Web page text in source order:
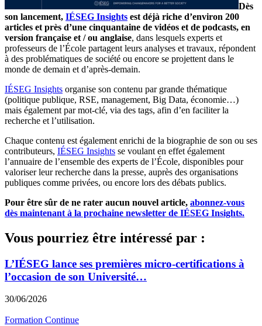
Dès
son lancement, IÉSEG Insights est déjà riche d’environ 200
articles et près d’une cinquantaine de vidéos et de podcasts, en
version française et / ou anglaise, dans lesquels experts et
professeurs de l’École partagent leurs analyses et travaux, répondent
à des problématiques de société ou encore se projettent dans le
monde de demain et d’après-demain.
IÉSEG Insights organise son contenu par grande thématique
(politique publique, RSE, management, Big Data, économie…)
mais également par mot-clé, via des tags, afin d’en faciliter la
recherche et l’utilisation.
Chaque contenu est également enrichi de la biographie de son ou ses
contributeurs, IÉSEG Insights se voulant en effet également
l’annuaire de l’ensemble des experts de l’École, disponibles pour
valoriser leur recherche dans la presse, auprès des organisations
publiques comme privées, ou encore lors des débats publics.
Pour être sûr de ne rater aucun nouvel article, abonnez-vous
dès maintenant à la prochaine newsletter de IÉSEG Insights.
Vous pourriez être intéressé par :
L’IÉSEG lance ses premières micro-certifications à
l’occasion de son Université…
30/06/2026
Formation Continue